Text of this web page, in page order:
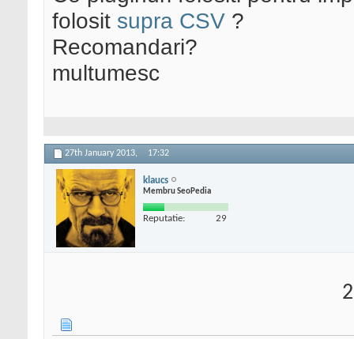
folosit supra CSV ?
Recomandari?
multumesc
27th January 2013, 17:32
klaucs
Membru SeoPedia
Reputatie: 29